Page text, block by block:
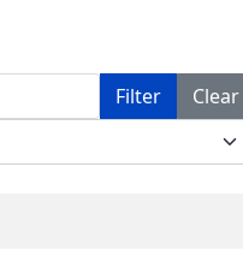
Filter
Clear